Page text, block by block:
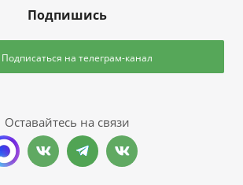
Подпишись
Подписаться на телеграм-канал
Оставайтесь на связи